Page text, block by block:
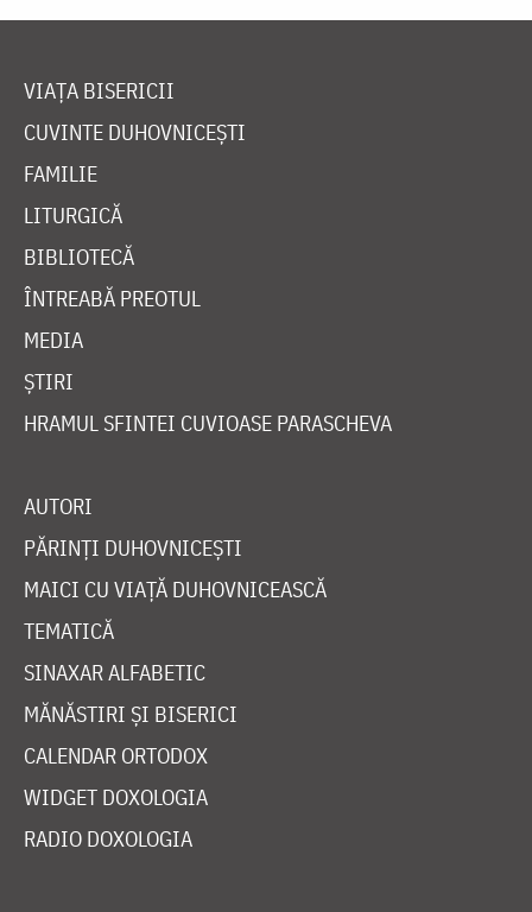
VIAȚA BISERICII
CUVINTE DUHOVNICEȘTI
FAMILIE
LITURGICĂ
BIBLIOTECĂ
ÎNTREABĂ PREOTUL
MEDIA
ȘTIRI
HRAMUL SFINTEI CUVIOASE PARASCHEVA
AUTORI
PĂRINȚI DUHOVNICEȘTI
MAICI CU VIAȚĂ DUHOVNICEASCĂ
TEMATICĂ
SINAXAR ALFABETIC
MĂNĂSTIRI ȘI BISERICI
CALENDAR ORTODOX
WIDGET DOXOLOGIA
RADIO DOXOLOGIA